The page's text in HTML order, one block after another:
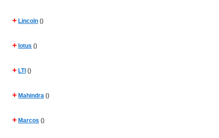
+ Lincoln ()
+ lotus ()
+ LTI ()
+ Mahindra ()
+ Marcos ()